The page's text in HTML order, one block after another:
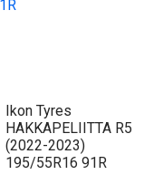
Ikon Tyres
HAKKAPELIITTA R5
(2022-2023)
195/55R16 91R